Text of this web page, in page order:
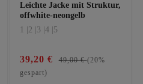
Leichte Jacke mit Struktur,
offwhite-neongelb
1 | 2 | 3 | 4 | 5
39,20 € 49,00 €(20%
gespart)